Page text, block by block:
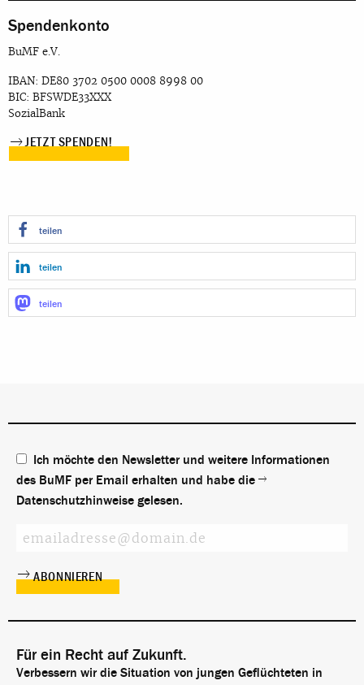
Spendenkonto
BuMF e.V.
IBAN: DE80 3702 0500 0008 8998 00
BIC: BFSWDE33XXX
SozialBank
JETZT SPENDEN!
teilen
teilen
teilen
Ich möchte den Newsletter und weitere Informationen
des BuMF per Email erhalten und habe die
Datenschutzhinweise gelesen.
Für ein Recht auf Zukunft.
Verbessern wir die Situation von jungen Geflüchteten in